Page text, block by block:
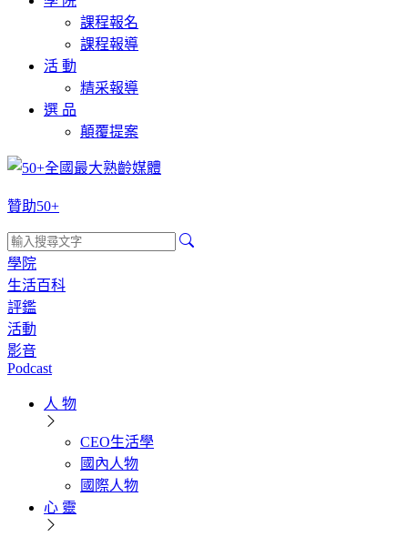
課程報名
課程報導
活 動
精采報導
選 品
顛覆提案
贊助50+
學院
生活百科
評鑑
活動
影音
Podcast
人 物
CEO生活學
國內人物
國際人物
心 靈